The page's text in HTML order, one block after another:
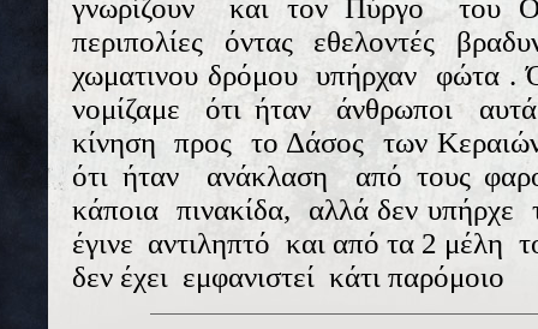
γνωρίζουν και τον Πύργο του
περιπολίες όντας εθελοντές
χωματινου δρόμου υπήρχαν φώτα .
νομίζαμε ότι ήταν άνθρωποι
κίνηση προς το Δάσος των
ότι ήταν ανάκλαση από τους
κάποια πινακίδα, αλλά δεν υπήρχε
έγινε αντιληπτό και από τα 2 μέλη
δεν έχει εμφανιστεί κάτι παρόμοιο